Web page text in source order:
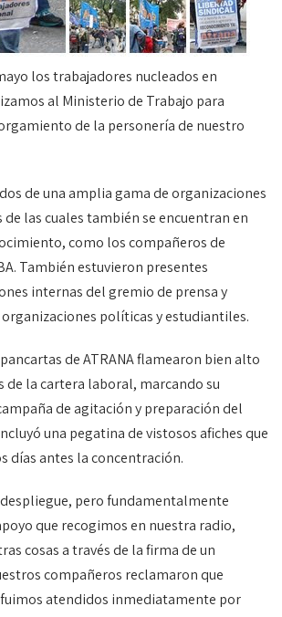
los trabajadores nucleados en
al Ministerio de Trabajo para
de la personería de nuestro
de una amplia gama de organizaciones
las cuales también se encuentran en
como los compañeros de
También estuvieron presentes
internas del gremio de prensa y
políticas y estudiantiles.
de ATRANA flamearon bien alto
de la cartera laboral, marcando su
de agitación y preparación del
una pegatina de vistosos afiches que
días antes la concentración.
despliegue, pero fundamentalmente
que recogimos en nuestra radio,
cosas a través de la firma de un
compañeros reclamaron que
atendidos inmediatamente por